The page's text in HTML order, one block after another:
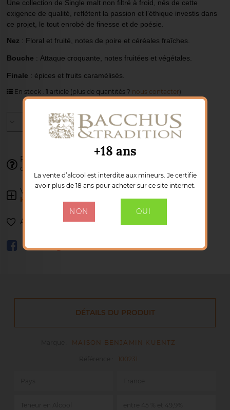
Une collection de Single malt non filtré à froid, nés de cette
exigence de qualité, reflètent la passion et l’éthique investis dans
ce projet, le tout enrobé de finesse et de poésie.
Nez : Floral et fruité, notes de poire et céréales fraîches.
Bouche : Attaque croquante, notes fruitées et végétales.
Finale : épices et fruits caramélisés.
En stock : 1 article(plus de quantités ? nous contacter)
AJOUTER AU PANIER
Franck se tient à votre disposition pour
commande :
Voir les autres produits :
KUENTZ
Ajouter à ma liste de souhaits
DÉTAILS DU PRODUIT
MAISON BENJAMIN KUENTZ
100231
+18 ans
La vente d’alcool est interdite aux mineurs. Je certifie
avoir plus de 18 ans pour acheter sur ce site internet.
NON OUI